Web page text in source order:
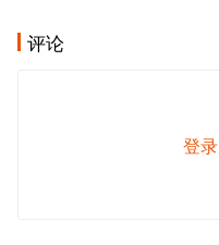
评论
登录